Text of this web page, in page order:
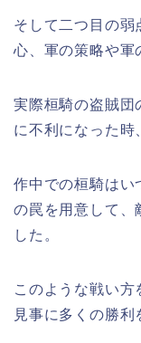
そして二つ目の弱
心、軍の策略や軍
実際桓騎の盗賊団
に不利になった時
作中での桓騎はい
の罠を用意して、
した。
このような戦い方
見事に多くの勝利